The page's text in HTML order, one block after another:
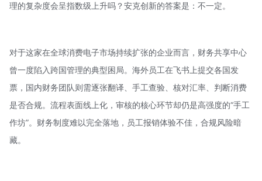
理的复杂度会呈指数级上升吗？安克创新的答案是：不一定。
对于这家在全球消费电子市场持续扩张的企业而言，财务共享中心
曾一度陷入跨国管理的典型困局。海外员工在飞书上提交各国发
票，国内财务团队则需逐张翻译、手工查验、核对汇率、判断消费
是否合规。流程表面线上化，审核的核心环节却仍是高强度的“手工
作坊”。财务制度难以完全落地，员工报销体验不佳，合规风险暗
藏。